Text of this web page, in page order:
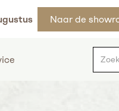
Naar de